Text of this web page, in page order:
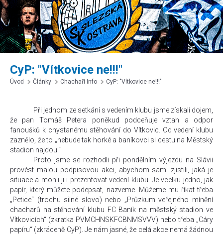
CyP: "Vítkovice ne!!!"
Úvod Články Chachaři Info CyP: "Vítkovice ne!!!"
Při jednom ze setkání s vedením klubu jsme získali dojem,
že pan Tomáš Petera poněkud podceňuje vztah a odpor
fanoušků k chystanému stěhování do Vítkovic. Od vedení klubu
zaznělo, že to „nebude tak horké a baníkovci si cestu na Městský
stadion najdou.“
Proto jsme se rozhodli při pondělním výjezdu na Slávii
provést malou podpisovou akci, abychom sami zjistili, jaká je
situace a mohli ji i prezentovat vedení klubu. Je vcelku jedno, jak
papír, který můžete podepsat, nazveme. Můžeme mu říkat třeba
„Petice“ (trochu silné slovo) nebo „Průzkum veřejného mínění
chacharů na stěhování klubu FC Baník na městský stadion ve
Vítkovicích“ (zkratka PVMCHNSKFCBNMSVVV) nebo třeba „Cáry
papíru“ (zkráceně CyP). Je nám jasné, že celá akce nemá žádnou